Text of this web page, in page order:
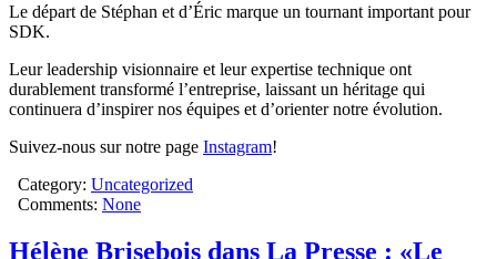
Le départ de Stéphan et d’Éric marque un tournant important pour
SDK.
Leur leadership visionnaire et leur expertise technique ont
durablement transformé l’entreprise, laissant un héritage qui
continuera d’inspirer nos équipes et d’orienter notre évolution.
Suivez-nous sur notre page Instagram!
Category: Uncategorized
Comments: None
Hélène Brisebois dans La Presse : «Le